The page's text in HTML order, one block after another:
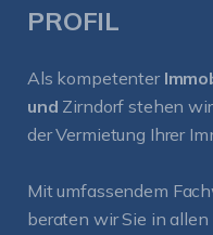
PROFIL
Als kompetenter
und Zirndorf stehen
der Vermietung Ihrer
Mit umfassendem
beraten wir Sie in allen